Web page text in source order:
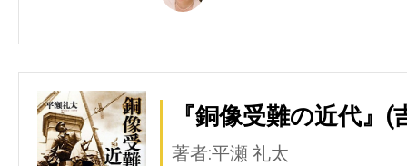
『銅像受難の近代』(
著者:平瀬 礼太